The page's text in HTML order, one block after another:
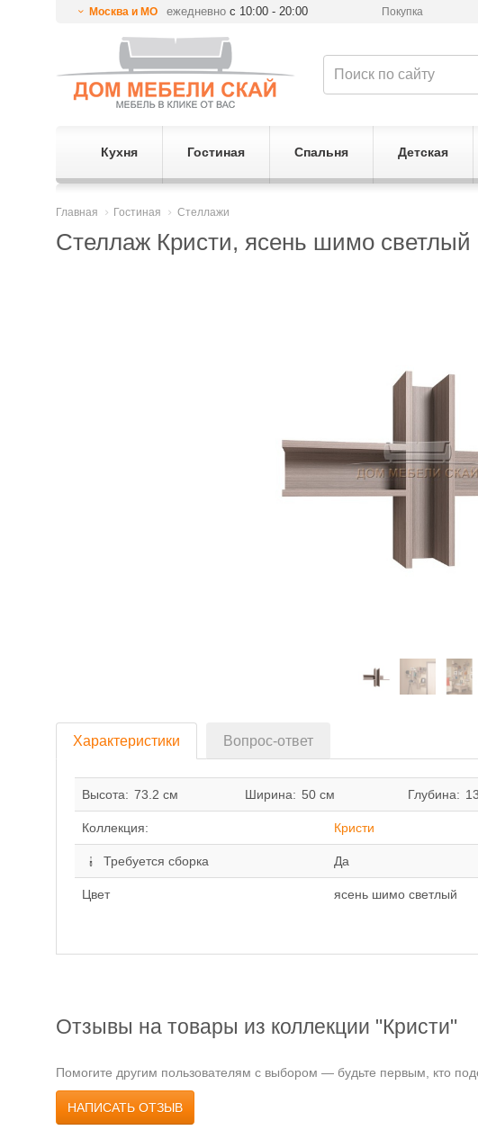
Москва и МО ежедневнос 10:00 - 20:00 Покупка
Кухня Гостиная Спальня Детская
Главная Гостиная Стеллажи
Стеллаж Кристи, ясень шимо светлый
Характеристики Вопрос-ответ
Высота: 73.2 см Ширина: 50 см Глубина:
Коллекция: Кристи
Требуется сборка Да
Цвет ясень шимо светлый
Отзывы на товары из коллекции "Кристи"
Помогите другим пользователям с выбором — будьте первым, кто
НАПИСАТЬ ОТЗЫВ